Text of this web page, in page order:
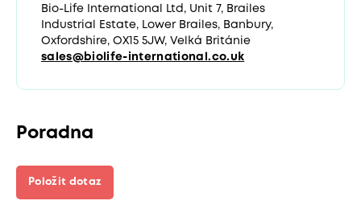
Bio-Life International Ltd, Unit 7, Brailes
Industrial Estate, Lower Brailes, Banbury,
Oxfordshire, OX15 5JW, Velká Británie
sales@biolife-international.co.uk
Poradna
Položit dotaz